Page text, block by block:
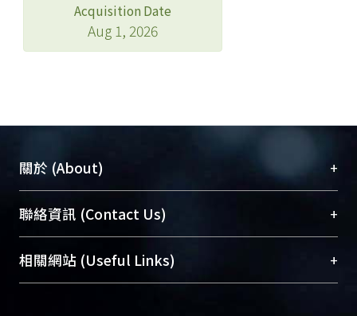
Acquisition Date
Aug 1, 2026
關於 (About) +
臺大位居世界頂尖大學之列，為永久珍藏及向國際
展現本校豐碩的研究成果及學術能量，圖書館整合
機構典藏（NTUR）與學術庫（AH）不同功能平
台，成為臺大學術典藏NTU scholars。期能整合研
聯絡資訊 (Contact Us) +
總館學科館員(Main Library)
醫學圖書館學科館員(Medical Library)
相關網站 (Useful Links) +